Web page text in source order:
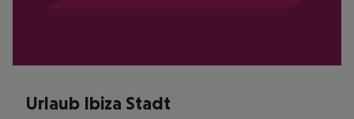
Urlaub Ibiza Stadt